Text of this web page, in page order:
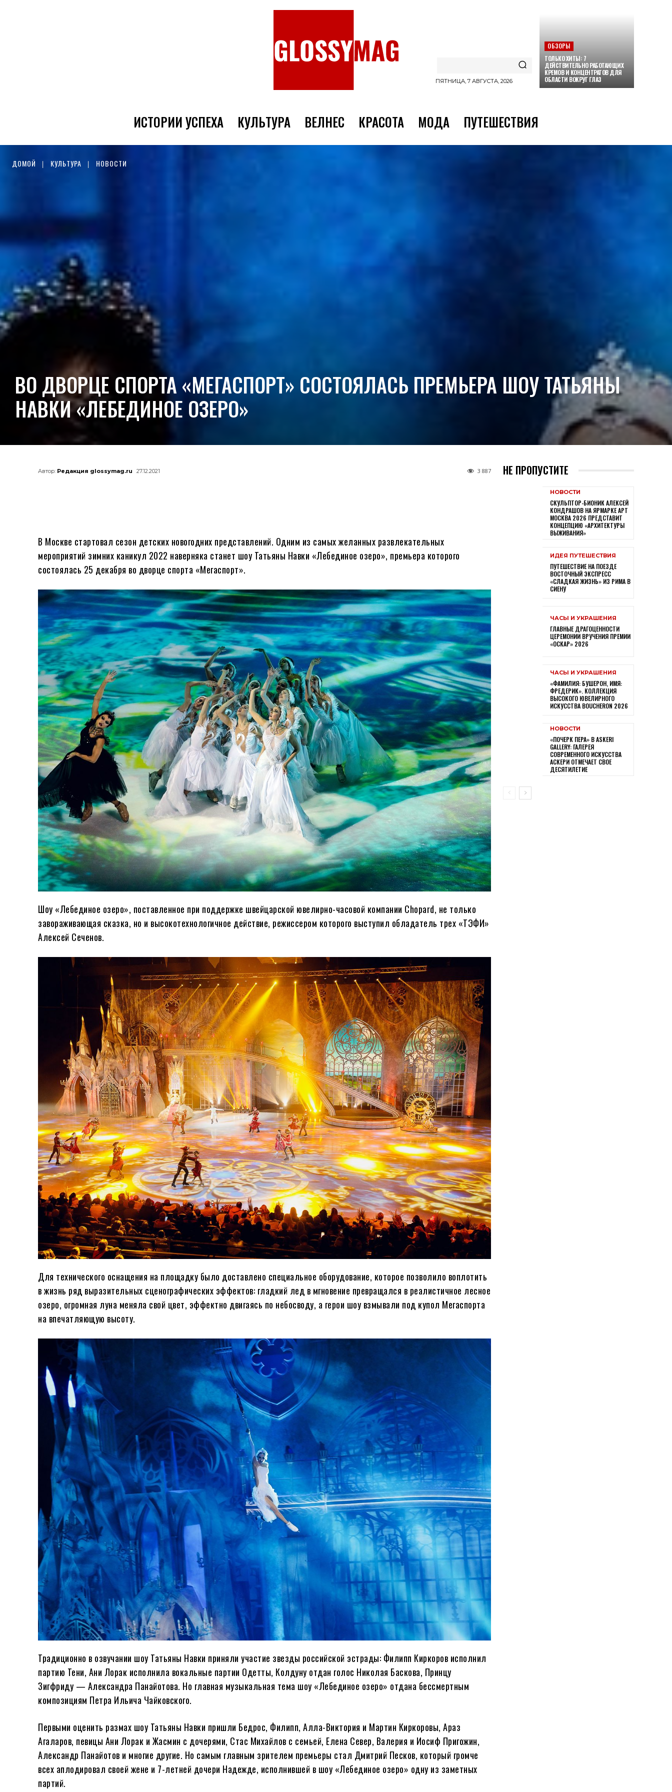
ПЯТНИЦА, 7 АВГУСТА, 2026
ОБЗОРЫ
ТОЛЬКО ХИТЫ: 7
ДЕЙСТВИТЕЛЬНО РАБОТАЮЩИХ
КРЕМОВ И КОНЦЕНТРАТОВ ДЛЯ
ОБЛАСТИ ВОКРУГ ГЛАЗ
ИСТОРИИ УСПЕХА КУЛЬТУРА ВЕЛНЕС КРАСОТА МОДА ПУТЕШЕСТВИЯ
ДОМОЙ КУЛЬТУРА НОВОСТИ
ВО ДВОРЦЕ СПОРТА «МЕГАСПОРТ» СОСТОЯЛАСЬ ПРЕМЬЕРА ШОУ ТАТЬЯНЫ
НАВКИ «ЛЕБЕДИНОЕ ОЗЕРО»
Автор: Редакция glossymag.ru 27.12.2021 3 887
В Москве стартовал сезон детских новогодних представлений. Одним из самых желанных развлекательных
мероприятий зимних каникул 2022 наверняка станет шоу Татьяны Навки «Лебединое озеро», премьера которого
состоялась 25 декабря во дворце спорта «Мегаспорт».
Шоу «Лебединое озеро», поставленное при поддержке швейцарской ювелирно-часовой компании Chopard, не только
завораживающая сказка, но и высокотехнологичное действие, режиссером которого выступил обладатель трех «ТЭФИ»
Алексей Сеченов.
Для технического оснащения на площадку было доставлено специальное оборудование, которое позволило воплотить
в жизнь ряд выразительных сценографических эффектов: гладкий лед в мгновение превращался в реалистичное лесное
озеро, огромная луна меняла свой цвет, эффектно двигаясь по небосводу, а герои шоу взмывали под купол Мегаспорта
на впечатляющую высоту.
Традиционно в озвучании шоу Татьяны Навки приняли участие звезды российской эстрады: Филипп Киркоров исполнил
партию Тени, Ани Лорак исполнила вокальные партии Одетты, Колдуну отдан голос Николая Баскова, Принцу
Зигфриду — Александра Панайотова. Но главная музыкальная тема шоу «Лебединое озеро» отдана бессмертным
композициям Петра Ильича Чайковского.
Первыми оценить размах шоу Татьяны Навки пришли Бедрос, Филипп, Алла-Виктория и Мартин Киркоровы, Араз
Агаларов, певицы Ани Лорак и Жасмин с дочерями, Стас Михайлов с семьей, Елена Север, Валерия и Иосиф Пригожин,
Александр Панайотов и многие другие. Но самым главным зрителем премьеры стал Дмитрий Песков, который громче
всех аплодировал своей жене и 7-летней дочери Надежде, исполнившей в шоу «Лебединое озеро» одну из заметных
партий.
НЕ ПРОПУСТИТЕ
НОВОСТИ
СКУЛЬПТОР-БИОНИК АЛЕКСЕЙ
КОНДРАШОВ НА ЯРМАРКЕ АРТ
МОСКВА 2026 ПРЕДСТАВИТ
КОНЦЕПЦИЮ «АРХИТЕКТУРЫ
ВЫЖИВАНИЯ»
ИДЕЯ ПУТЕШЕСТВИЯ
ПУТЕШЕСТВИЕ НА ПОЕЗДЕ
ВОСТОЧНЫЙ ЭКСПРЕСС
«СЛАДКАЯ ЖИЗНЬ» ИЗ РИМА В
СИЕНУ
ЧАСЫ И УКРАШЕНИЯ
ГЛАВНЫЕ ДРАГОЦЕННОСТИ
ЦЕРЕМОНИИ ВРУЧЕНИЯ ПРЕМИИ
«ОСКАР» 2026
ЧАСЫ И УКРАШЕНИЯ
«ФАМИЛИЯ: БУШЕРОН, ИМЯ:
ФРЕДЕРИК». КОЛЛЕКЦИЯ
ВЫСОКОГО ЮВЕЛИРНОГО
ИСКУССТВА BOUCHERON 2026
НОВОСТИ
«ПОЧЕРК ПЕРА» В ASKERI
GALLERY: ГАЛЕРЕЯ
СОВРЕМЕННОГО ИСКУССТВА
АСКЕРИ ОТМЕЧАЕТ СВОЕ
ДЕСЯТИЛЕТИЕ